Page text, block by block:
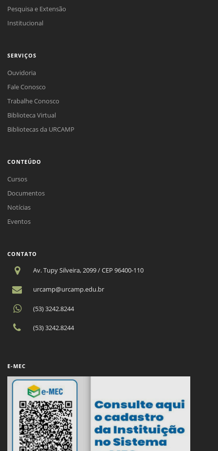
Pesquisa e Extensão
Institucional
SERVIÇOS
Ouvidoria
Fale Conosco
Trabalhe Conosco
Biblioteca Virtual
Bibliotecas da URCAMP
CONTEÚDO
Cursos
Documentos
Notícias
Eventos
CONTATO
Av. Tupy Silveira, 2099 / CEP 96400-110
urcamp@urcamp.edu.br
(53) 3242.8244
(53) 3242.8244
E-MEC